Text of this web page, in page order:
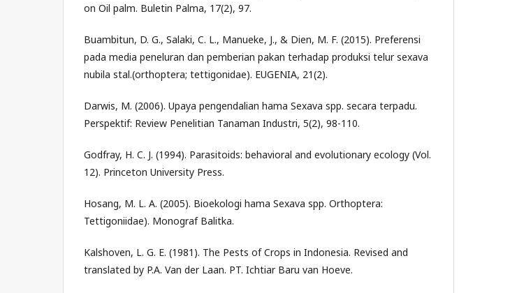
on Oil palm. Buletin Palma, 17(2), 97.
Buambitun, D. G., Salaki, C. L., Manueke, J., & Dien, M. F. (2015). Preferensi
pada media peneluran dan pemberian pakan terhadap produksi telur sexava
nubila stal.(orthoptera; tettigonidae). EUGENIA, 21(2).
Darwis, M. (2006). Upaya pengendalian hama Sexava spp. secara terpadu.
Perspektif: Review Penelitian Tanaman Industri, 5(2), 98-110.
Godfray, H. C. J. (1994). Parasitoids: behavioral and evolutionary ecology (Vol.
12). Princeton University Press.
Hosang, M. L. A. (2005). Bioekologi hama Sexava spp. Orthoptera:
Tettigoniidae). Monograf Balitka.
Kalshoven, L. G. E. (1981). The Pests of Crops in Indonesia. Revised and
translated by P.A. Van der Laan. PT. Ichtiar Baru van Hoeve.